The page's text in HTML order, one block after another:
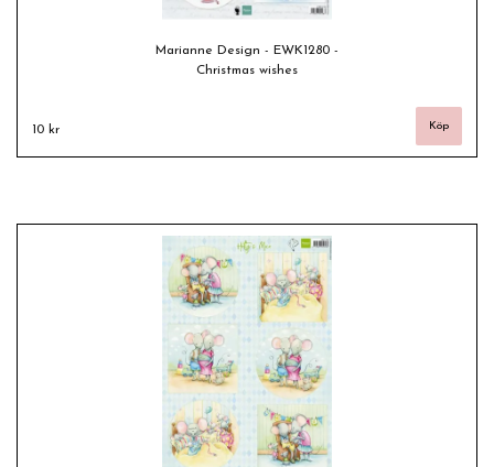
Marianne Design - EWK1280 -
Christmas wishes
10 kr